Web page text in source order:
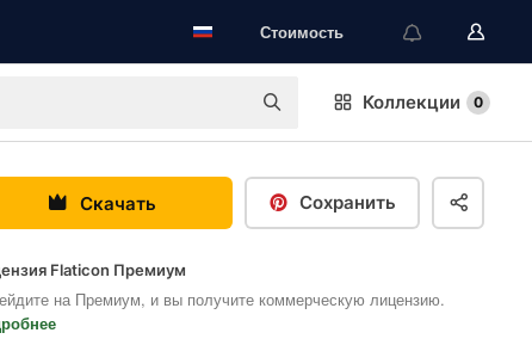
Стоимость
Коллекции 0
Скачать Сохранить
Flaticon Премиум
на Премиум, и вы получите коммерческую лицензию.